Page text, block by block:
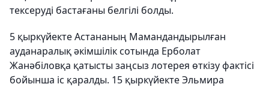
тексеруді бастағаны белгілі болды.
5 қыркүйекте Астананың Мамандандырылған
ауданаралық әкімшілік сотында Ерболат
Жанәбіловқа қатысты заңсыз лотерея өткізу фактісі
бойынша іс қаралды. 15 қыркүйекте Эльмира